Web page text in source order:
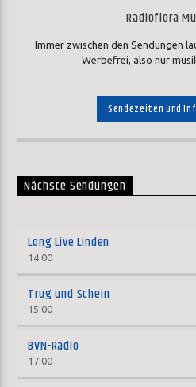
Radioflora
Immer zwischen den Sendungen
Werbefrei, also nur
Sendezeiten und
Nächste Sendungen
Long Live Linden
14:00
Trug und Schein
15:00
BVN-Radio
17:00